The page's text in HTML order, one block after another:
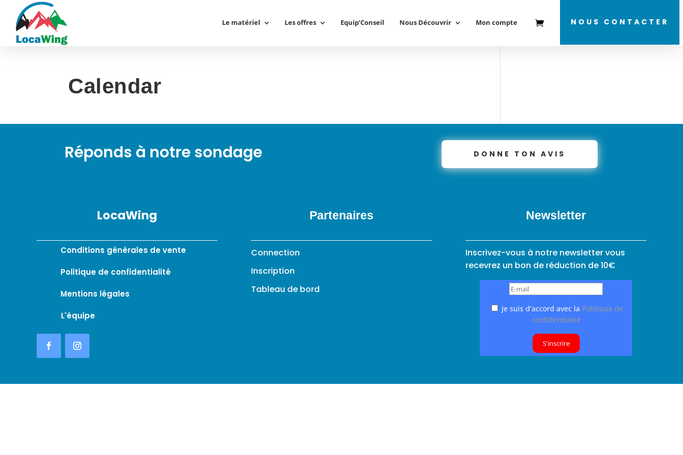
NOUS CONTACTER
Le matériel Les offres Equip’Conseil Nous Découvrir Mon compte
Calendar
Réponds à notre sondage DONNE TON AVIS
LocaWing
Conditions générales de vente
Politique de confidentialité
Mentions légales
L'équipe
Partenaires
Connection
Inscription
Tableau de bord
Newsletter
Inscrivez-vous à notre newsletter vous
recevrez un bon de réduction de 10€
Je suis d’accord avec la Politique de
confidentialité
S'inscrire